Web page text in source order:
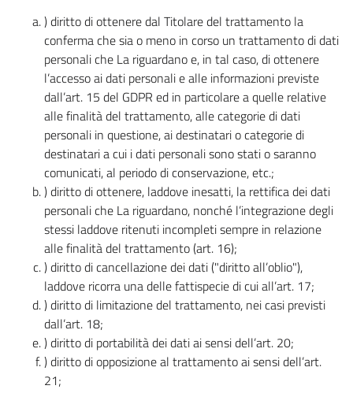
) diritto di ottenere dal Titolare del trattamento la
conferma che sia o meno in corso un trattamento di dati
personali che La riguardano e, in tal caso, di ottenere
l’accesso ai dati personali e alle informazioni previste
dall’art. 15 del GDPR ed in particolare a quelle relative
alle finalità del trattamento, alle categorie di dati
personali in questione, ai destinatari o categorie di
destinatari a cui i dati personali sono stati o saranno
comunicati, al periodo di conservazione, etc.;
) diritto di ottenere, laddove inesatti, la rettifica dei dati
personali che La riguardano, nonché l’integrazione degli
stessi laddove ritenuti incompleti sempre in relazione
alle finalità del trattamento (art. 16);
) diritto di cancellazione dei dati ("diritto all’oblio"),
laddove ricorra una delle fattispecie di cui all’art. 17;
) diritto di limitazione del trattamento, nei casi previsti
dall’art. 18;
) diritto di portabilità dei dati ai sensi dell’art. 20;
) diritto di opposizione al trattamento ai sensi dell’art.
21;